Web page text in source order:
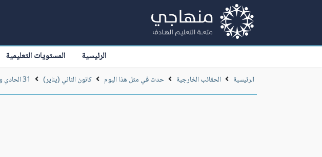
الرئيسية المستويات التعليمية
الرئيسية الحقائب الخارجية حدث في مثل هذا اليوم كانون الثاني (يناير) 31 الحادي والثلاثين من كانون ثاني